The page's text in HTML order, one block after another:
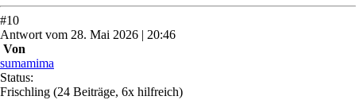
#10
Antwort vom 28. Mai 2026 | 20:46
Von
sumamima
Status:
Frischling (24 Beiträge, 6x hilfreich)